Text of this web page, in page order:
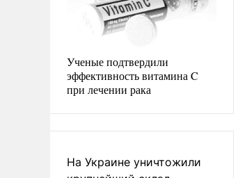
Ученые подтвердили
эффективность витамина C
при лечении рака
На Украине уничтожили